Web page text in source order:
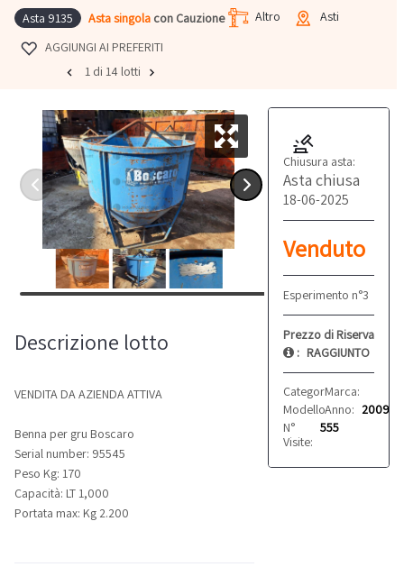
Asta 9135 Asta singola con Cauzione Altro
Asti
AGGIUNGI AI PREFERITI
1 di 14 lotti
Chiusura asta:
Asta chiusa
18-06-2025
Venduto
Esperimento n°3
Prezzo di Riserva
: RAGGIUNTO
Categoria: Altro
Marca:
Modello: CL 99
Anno: 2009
N°
Visite:
555
Descrizione lotto
VENDITA DA AZIENDA ATTIVA
Benna per gru Boscaro
Serial number: 95545
Peso Kg: 170
Capacità: LT 1,000
Portata max: Kg 2.200